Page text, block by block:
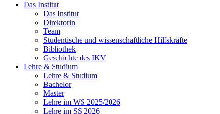
Das Institut
Das Institut
Direktorin
Team
Studentische und wissenschaftliche Hilfskräfte
Bibliothek
Geschichte des IKV
Lehre & Studium
Lehre & Studium
Bachelor
Master
Lehre im WS 2025/2026
Lehre im SS 2026